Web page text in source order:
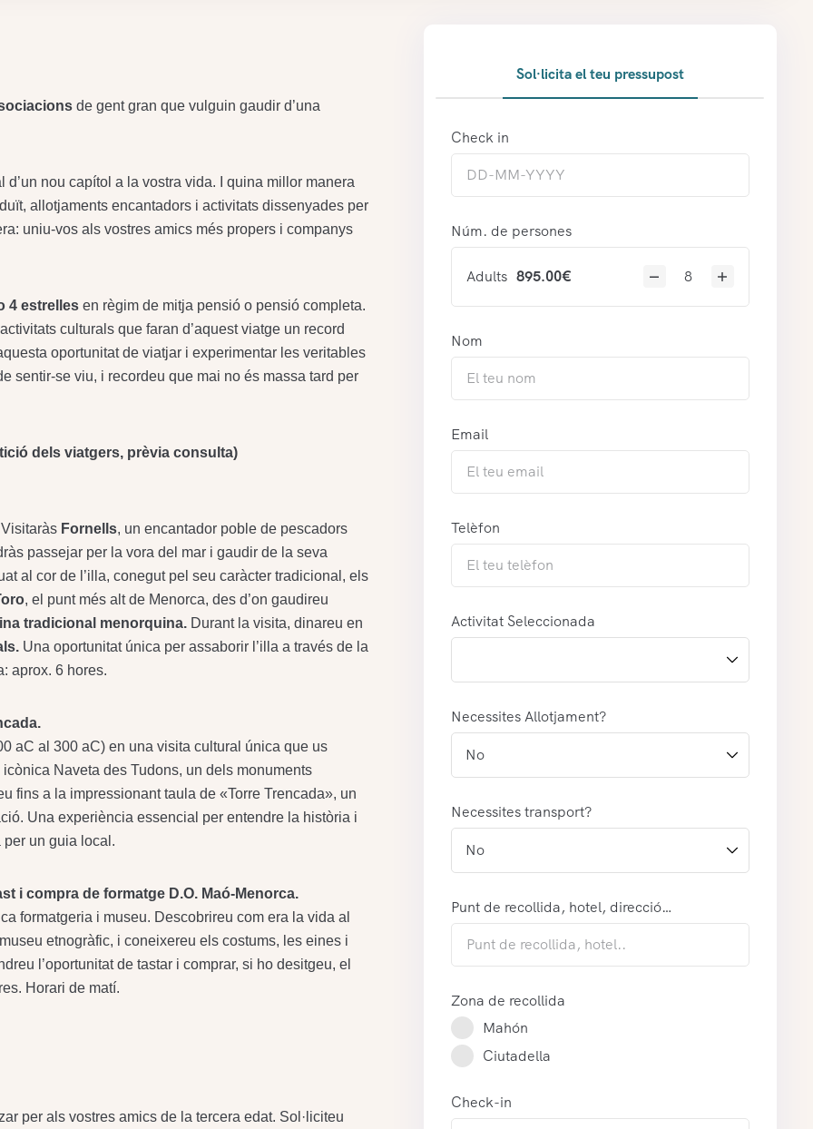
de gent gran que vulguin gaudir d’una
d’un nou capítol a la vostra vida. I quina millor manera
allotjaments encantadors i activitats dissenyades per
uniu-vos als vostres amics més propers i companys
4 estrelles en règim de mitja pensió o pensió completa.
culturals que faran d’aquest viatge un record
oportunitat de viatjar i experimentar les veritables
sentir-se viu, i recordeu que mai no és massa tard per
dels viatgers, prèvia consulta)
Fornells, un encantador poble de pescadors
passejar per la vora del mar i gaudir de la seva
al cor de l’illa, conegut pel seu caràcter tradicional, els
, el punt més alt de Menorca, des d’on gaudireu
tradicional menorquina. Durant la visita, dinareu en
Una oportunitat única per assaborir l’illa a través de la
aprox. 6 hores.
aC al 300 aC) en una visita cultural única que us
Naveta des Tudons, un dels monuments
fins a la impressionant taula de «Torre Trencada», un
Una experiència essencial per entendre la història i
per un guia local.
i compra de formatge D.O. Maó-Menorca.
formatgeria i museu. Descobrireu com era la vida al
etnogràfic, i coneixereu els costums, les eines i
l’oportunitat de tastar i comprar, si ho desitgeu, el
Horari de matí.
per als vostres amics de la tercera edat. Sol·liciteu
Sol·licita el teu pressupost
Check in
Núm. de persones
Adults 895.00€
Nom
Email
Telèfon
Activitat Seleccionada
Necessites Allotjament?
Necessites transport?
Punt de recollida, hotel, direcció…
Zona de recollida
Mahón
Ciutadella
Check-in